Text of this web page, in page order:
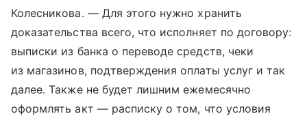
Колесникова. — Для этого нужно хранить
доказательства всего, что исполняет по договору:
выписки из банка о переводе средств, чеки
из магазинов, подтверждения оплаты услуг и так
далее. Также не будет лишним ежемесячно
оформлять акт — расписку о том, что условия